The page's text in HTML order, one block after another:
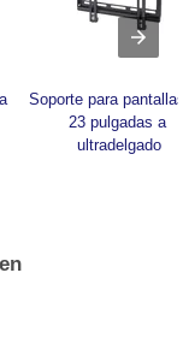
Soporte para
23 pulgadas a
ultradelgado